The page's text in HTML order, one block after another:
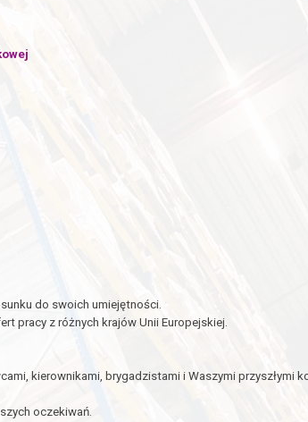
do swoich umiejętności.
pracy z różnych krajów Unii Europejskiej.
kierownikami, brygadzistami i Waszymi przyszłymi
oczekiwań.